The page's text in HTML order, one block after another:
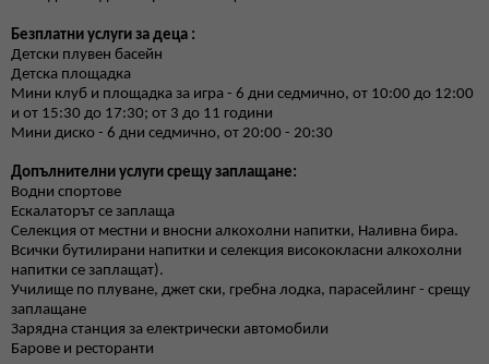
Безплатни услуги за деца :
Детски плувен басейн
Детска площадка
Мини клуб и площадка за игра - 6 дни седмично, от 10:00 до 12:00
и от 15:30 до 17:30; от 3 до 11 години
Мини диско - 6 дни седмично, от 20:00 - 20:30
Допълнителни услуги срещу заплащане:
Водни спортове
Ескалаторът се заплаща
Селекция от местни и вносни алкохолни напитки, Наливна бира.
Всички бутилирани напитки и селекция висококласни алкохолни
напитки се заплащат).
Училище по плуване, джет ски, гребна лодка, парасейлинг - срещу
заплащане
Зарядна станция за електрически автомобили
Барове и ресторанти